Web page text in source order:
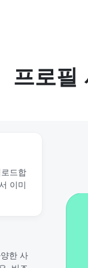
프로필
드합
이미
한 사